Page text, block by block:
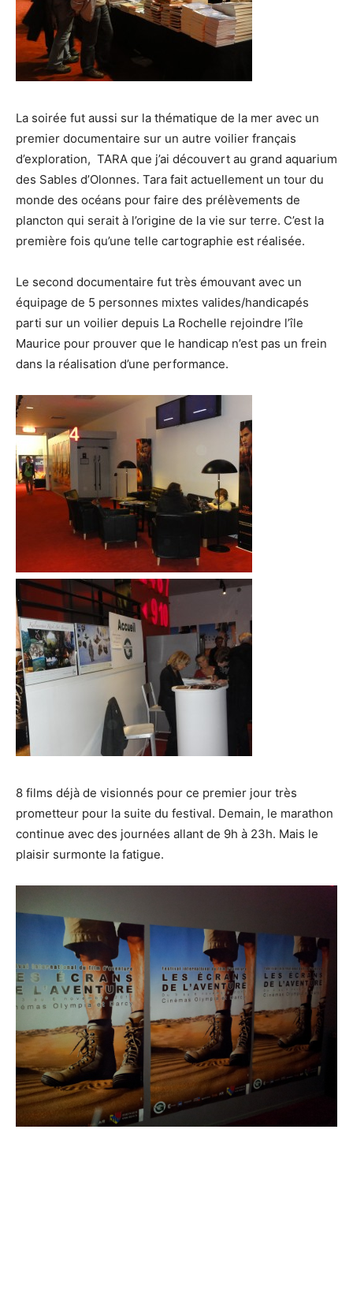
La soirée fut aussi sur la thématique de la mer avec un
premier documentaire sur un autre voilier français
d’exploration, TARA que j’ai découvert au grand aquarium
des Sables d’Olonnes. Tara fait actuellement un tour du
monde des océans pour faire des prélèvements de
plancton qui serait à l’origine de la vie sur terre. C’est la
première fois qu’une telle cartographie est réalisée.
Le second documentaire fut très émouvant avec un
équipage de 5 personnes mixtes valides/handicapés
parti sur un voilier depuis La Rochelle rejoindre l’île
Maurice pour prouver que le handicap n’est pas un frein
dans la réalisation d’une performance.
8 films déjà de visionnés pour ce premier jour très
prometteur pour la suite du festival. Demain, le marathon
continue avec des journées allant de 9h à 23h. Mais le
plaisir surmonte la fatigue.